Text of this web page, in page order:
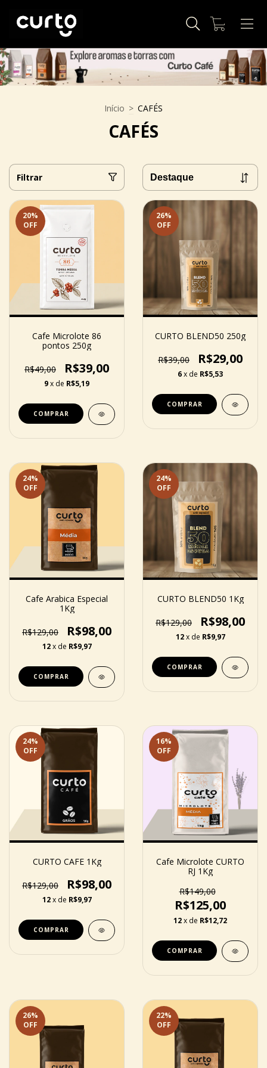
Início > CAFÉS
CAFÉS
Filtrar
20%
OFF
Cafe Microlote 86
pontos 250g
R$49,00 R$39,00
9x de R$5,19
COMPRAR
26%
OFF
CURTO BLEND50 250g
R$39,00 R$29,00
6x de R$5,53
COMPRAR
24%
OFF
Cafe Arabica Especial
1Kg
R$129,00 R$98,00
12 x de R$9,97
COMPRAR
24%
OFF
CURTO BLEND50 1Kg
R$129,00 R$98,00
12 x de R$9,97
COMPRAR
24%
OFF
CURTO CAFE 1Kg
R$129,00 R$98,00
12 x de R$9,97
COMPRAR
16%
OFF
Cafe Microlote CURTO
RJ 1Kg
R$149,00
R$125,00
12x de R$12,72
COMPRAR
26%
OFF
22%
OFF